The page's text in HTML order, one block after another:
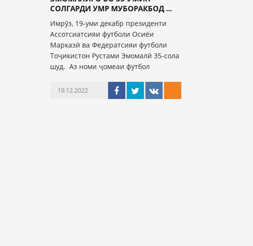
СОЛГАРДИ УМР МУБОРАКБОД ...
Имрӯз, 19-уми декабр президенти
Ассотсиатсияи футболи Осиёи
Марказӣ ва Федератсияи футболи
Тоҷикистон Рустами Эмомалӣ 35-сола
шуд. Аз номи ҷомеаи футбол
19.12.2022